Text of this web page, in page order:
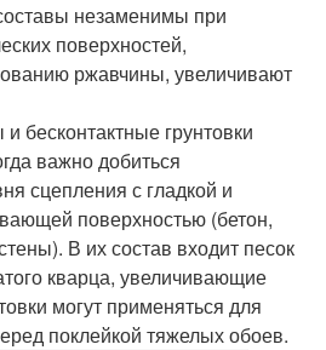
незаменимы при
поверхностей,
ржавчины, увеличивают
бесконтактные грунтовки
важно добиться
сцепления с гладкой и
поверхностью (бетон,
В их состав входит песок
кварца, увеличивающие
могут применяться для
поклейкой тяжелых обоев.